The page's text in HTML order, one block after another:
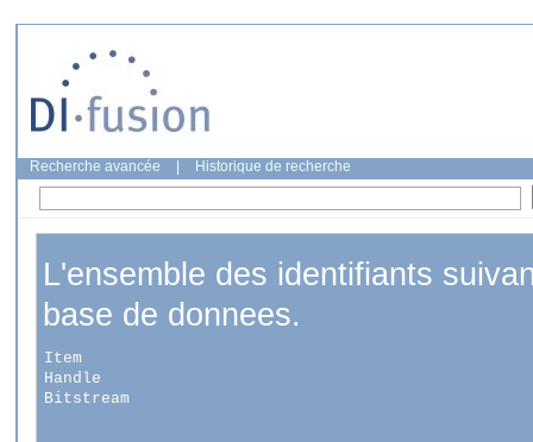
Recherche avancée Historique de recherche
L'ensemble des identifiants
base de donnees.
Item
Handle
Bitstream